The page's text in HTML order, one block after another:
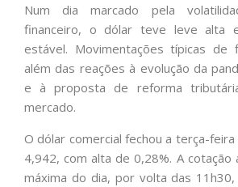
Num dia marcado pela
financeiro, o dólar teve leve alta
estável. Movimentações típicas
além das reações à evolução da
e à proposta de reforma
mercado.
O dólar comercial fechou a terça-
4,942, com alta de 0,28%. A cotação
máxima do dia, por volta das